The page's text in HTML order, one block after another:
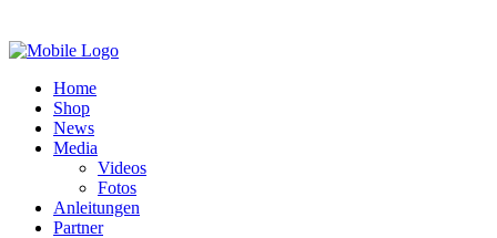
Home
Shop
News
Media
Videos
Fotos
Anleitungen
Partner